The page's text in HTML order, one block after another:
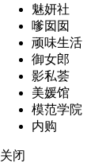
魅妍社
嗲囡囡
顽味生活
御女郎
影私荟
美媛馆
模范学院
内购
关闭